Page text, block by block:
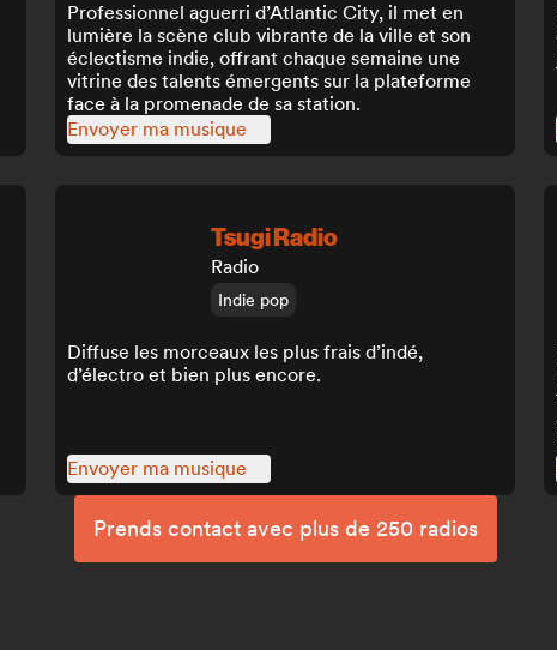
Professionnel aguerri d’Atlantic City, il met en
lumière la scène club vibrante de la ville et son
éclectisme indie, offrant chaque semaine une
vitrine des talents émergents sur la plateforme
face à la promenade de sa station.
Envoyer ma musique
Tsugi Radio
Radio
Indie pop
Diffuse les morceaux les plus frais d’indé,
d’électro et bien plus encore.
Envoyer ma musique
Prends contact avec plus de 250 radios